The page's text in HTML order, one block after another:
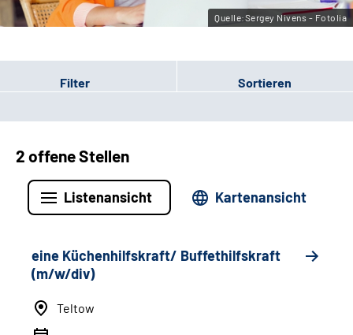
Gebärdensprache
Quelle:Sergey Nivens - Fotolia
Filter Sortieren
2 offene Stellen
Listenansicht Kartenansicht
eine Küchenhilfskraft/ Buffethilfskraft
(m/w/div)
Teltow